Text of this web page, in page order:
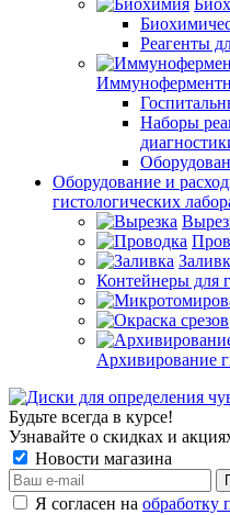
Реагенты
Наборы
Оборудование и
гистологических
Контейнеры для
Архивирование
Будьте всегда в курсе!
Узнавайте о скидках и
Новости магазина
Я согласен на обработку